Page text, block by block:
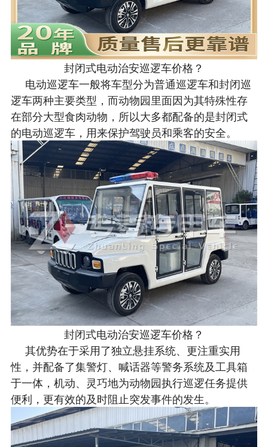
封闭式电动治安巡逻车价格？
电动巡逻车一般将车型分为普通巡逻车和封闭巡
逻车两种主要类型，而动物园里面因为其特殊性存
在部分大型食肉动物，所以大多都配备的是封闭式
的电动巡逻车，用来保护驾驶员和乘客的安全。
封闭式电动治安巡逻车价格？
其优势在于采用了独立悬挂系统、更注重实用
性，并配备了集警灯、喊话器等警务系统及工具箱
于一体，机动、灵巧地为动物园执行巡逻任务提供
便利，更有效的及时阻止突发事件的发生。